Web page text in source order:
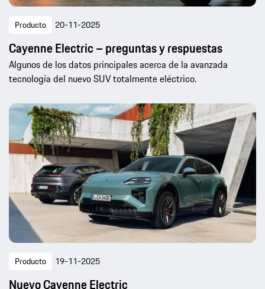
Producto 20-11-2025
Cayenne Electric – preguntas y respuestas
Algunos de los datos principales acerca de la avanzada
tecnología del nuevo SUV totalmente eléctrico.
Producto 19-11-2025
Nuevo Cayenne Electric